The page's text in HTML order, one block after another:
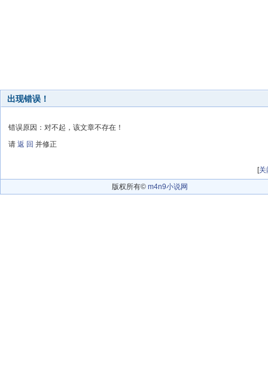
出现错误！
错误原因：对不起，该文章不存在！
请 返 回 并修正
[关
版权所有© m4n9小说网